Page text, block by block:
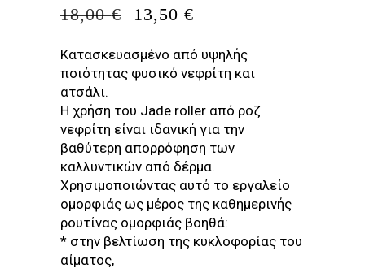
18,00€
ORIGINAL
WAS:
18,00 €.
13,50€
ΤΙΜΉ
ΕΊΝΑΙ:
13,50 €.
Κατασκευασμένο από υψηλής
ποιότητας φυσικό νεφρίτη και
ατσάλι.
Η χρήση του Jade roller από ροζ
νεφρίτη είναι ιδανική για την
βαθύτερη απορρόφηση των
καλλυντικών από δέρμα.
Χρησιμοποιώντας αυτό το εργαλείο
ομορφιάς ως μέρος της καθημερινής
ρουτίνας ομορφιάς βοηθά:
* στην βελτίωση της κυκλοφορίας του
αίματος,